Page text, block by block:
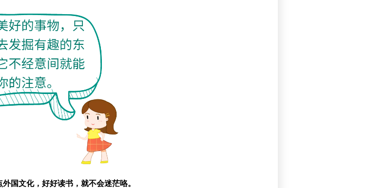
国文化，好好读书，就不会迷茫咯。